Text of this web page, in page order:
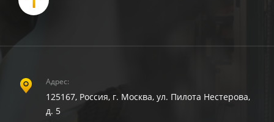
Адрес:
125167, Россия, г. Москва, ул. Пилота Нестерова,
д. 5